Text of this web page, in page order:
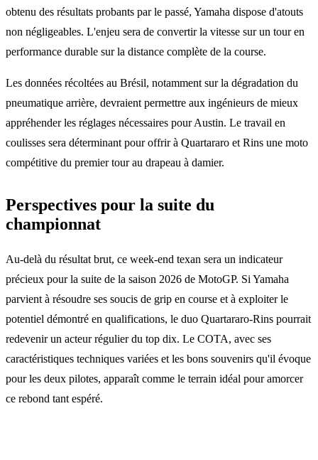
obtenu des résultats probants par le passé, Yamaha dispose d'atouts
non négligeables. L'enjeu sera de convertir la vitesse sur un tour en
performance durable sur la distance complète de la course.
Les données récoltées au Brésil, notamment sur la dégradation du
pneumatique arrière, devraient permettre aux ingénieurs de mieux
appréhender les réglages nécessaires pour Austin. Le travail en
coulisses sera déterminant pour offrir à Quartararo et Rins une moto
compétitive du premier tour au drapeau à damier.
Perspectives pour la suite du
championnat
Au-delà du résultat brut, ce week-end texan sera un indicateur
précieux pour la suite de la saison 2026 de MotoGP. Si Yamaha
parvient à résoudre ses soucis de grip en course et à exploiter le
potentiel démontré en qualifications, le duo Quartararo-Rins pourrait
redevenir un acteur régulier du top dix. Le COTA, avec ses
caractéristiques techniques variées et les bons souvenirs qu'il évoque
pour les deux pilotes, apparaît comme le terrain idéal pour amorcer
ce rebond tant espéré.